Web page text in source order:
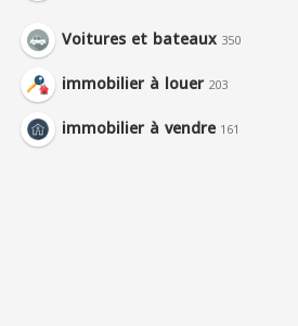
Voitures et bateaux 350
immobilier à louer 203
immobilier à vendre 161